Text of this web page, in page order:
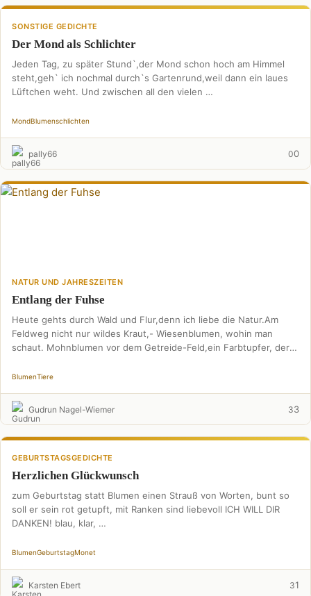
SONSTIGE GEDICHTE
Der Mond als Schlichter
Jeden Tag, zu später Stund`,der Mond schon hoch am Himmel
steht,geh` ich nochmal durch`s Gartenrund,weil dann ein laues
Lüftchen weht. Und zwischen all den vielen …
MondBlumenschlichten
pally66 00
NATUR UND JAHRESZEITEN
Entlang der Fuhse
Heute gehts durch Wald und Flur,denn ich liebe die Natur.Am
Feldweg nicht nur wildes Kraut,- Wiesenblumen, wohin man
schaut. Mohnblumen vor dem Getreide-Feld,ein Farbtupfer, der
BlumenTiere
Gudrun Nagel-Wiemer 33
GEBURTSTAGSGEDICHTE
Herzlichen Glückwunsch
zum Geburtstag statt Blumen einen Strauß von Worten, bunt so
soll er sein rot getupft, mit Ranken sind liebevoll ICH WILL DIR
DANKEN! blau, klar, …
BlumenGeburtstagMonet
Karsten Ebert 31